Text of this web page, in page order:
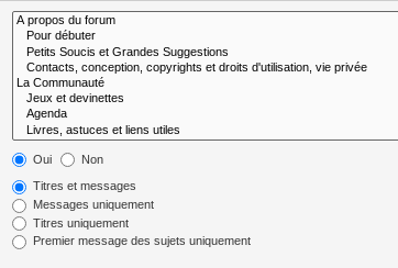
Oui Non
Titres et messages
Messages uniquement
Titres uniquement
Premier message des sujets uniquement